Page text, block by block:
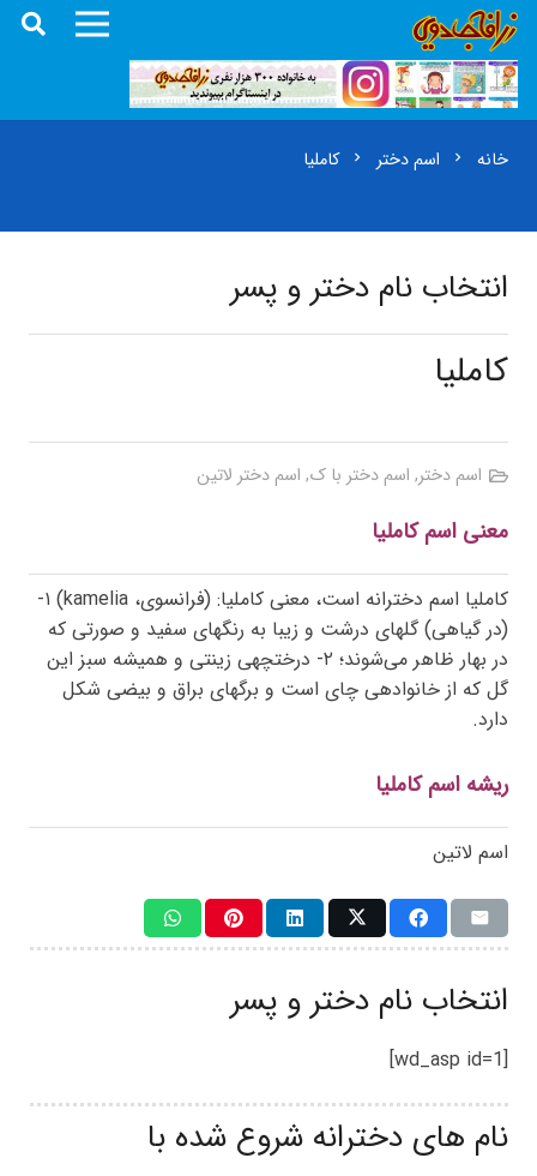
خانه chevron_right اسم دختر chevron_right کاملیا
انتخاب نام دختر و پسر
کاملیا
اسم دختر, اسم دختر با ک, اسم دختر لاتین
معنی اسم کاملیا
کاملیا اسم دخترانه است، معنی کاملیا: (فرانسوی، kamelia
) ۱-
(در گیاهی) گلهای درشت و زیبا به رنگهای سفید و صورتی که
در بهار ظاهر می‌شوند؛ ۲- درختچهی زینتی و همیشه سبز این
گل که از خانوادهی چای است و برگهای براق و بیضی شکل
دارد.
ریشه اسم کاملیا
اسم لاتین
انتخاب نام دختر و پسر
[wd_asp id=1]
نام های دخترانه شروع شده با